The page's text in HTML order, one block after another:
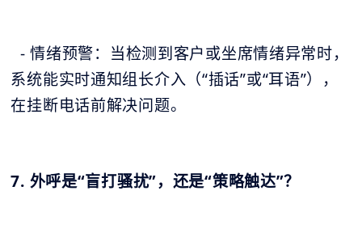
- 情绪预警：当检测到客户或坐席情绪异常时，
系统能实时通知组长介入（“插话”或“耳语”），
在挂断电话前解决问题。
7. 外呼是“盲打骚扰”，还是“策略触达”？